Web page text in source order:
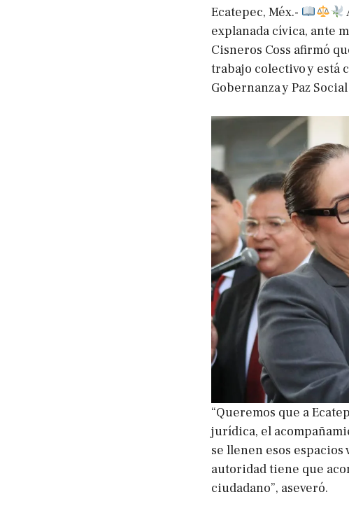
Ecatepec, Méx.-
explanada cívica, ante
Cisneros Coss afirmó
trabajo colectivo y está
Gobernanza y Paz
“Queremos que a
jurídica, el
se llenen esos
autoridad tiene que
ciudadano”, aseveró.